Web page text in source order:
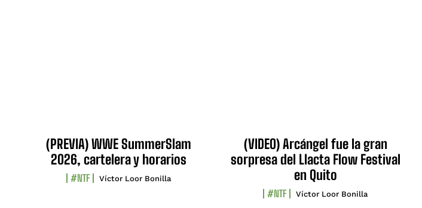
(PREVIA) WWE SummerSlam
2026, cartelera y horarios
#NTF Víctor Loor Bonilla
(VIDEO) Arcángel fue la gran
sorpresa del Llacta Flow Festival
en Quito
#NTF Víctor Loor Bonilla